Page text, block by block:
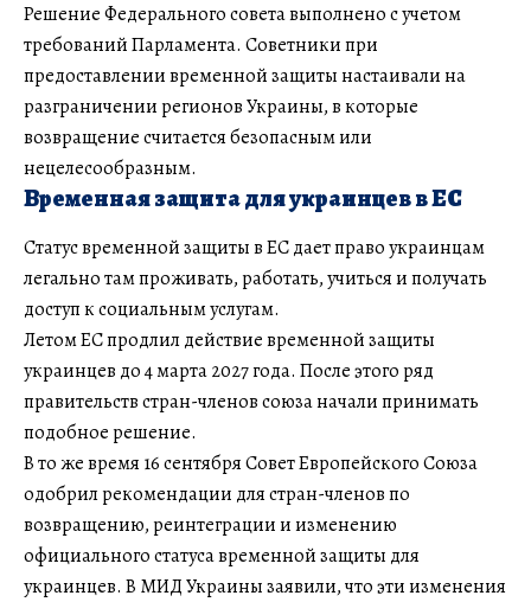
Решение Федерального совета выполнено с учетом
требований Парламента. Советники при
предоставлении временной защиты настаивали на
разграничении регионов Украины, в которые
возвращение считается безопасным или
нецелесообразным.
Временная защита для украинцев в ЕС
Статус временной защиты в ЕС дает право украинцам
легально там проживать, работать, учиться и получать
доступ к социальным услугам.
Летом ЕС продлил действие временной защиты
украинцев до 4 марта 2027 года. После этого ряд
правительств стран-членов союза начали принимать
подобное решение.
В то же время 16 сентября Совет Европейского Союза
одобрил рекомендации для стран-членов по
возвращению, реинтеграции и изменению
официального статуса временной защиты для
украинцев. В МИД Украины заявили, что эти изменения